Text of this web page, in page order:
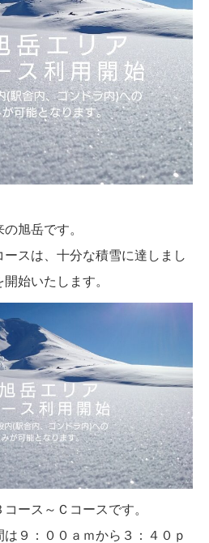
旭岳です。
スは、十分な積雪に達しまし
始いたします。
ース～Ｃコースです。
９：００ａｍから３：４０ｐ